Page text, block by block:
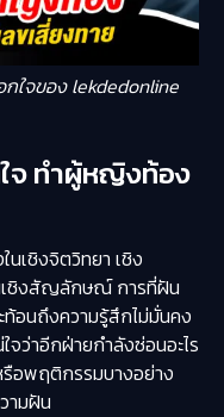
ใจของ lekdedonline
จ ทําผู้หญิงท้อง
เชิงจิตวิทยา เชิง
เชิงสัญลักษณ์ การที่ฝัน
อนถึงความรู้สึกไม่มั่นคง
ว่าอีกฝ่ายกำลังซ่อนอะไร
อพฤติกรรมบางอย่าง
ามฝัน